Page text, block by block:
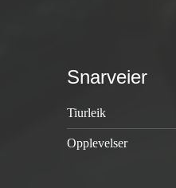
Snarveier
Tiurleik
Opplevelser